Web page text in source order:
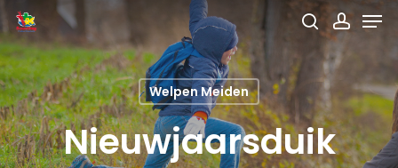
Skip
to
main
content
search
Welpen Meiden
Nieuwjaarsduik